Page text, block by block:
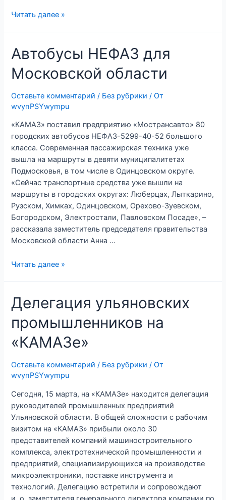
«КАМАЗ»
запись
в
сервисные
Читать далее »
Автобусы НЕФАЗ для
Московской области
Оставьте комментарий / Без рубрики / От
wvynPSYwympu
«КАМАЗ» поставил предприятию «Мострансавто» 80
городских автобусов НЕФАЗ-5299-40-52 большого
класса. Современная пассажирская техника уже
вышла на маршруты в девяти муниципалитетах
Подмосковья, в том числе в Одинцовском округе.
«Сейчас транспортные средства уже вышли на
маршруты в городских округах: Люберцах, Лыткарино,
Рузском, Химках, Одинцовском, Орехово-Зуевском,
Богородском, Электростали, Павловском Посаде», –
рассказала заместитель председателя правительства
Московской области Анна …
Автобусы
Московской
области
Читать далее »
Делегация ульяновских
промышленников на
«КАМАЗе»
Оставьте комментарий / Без рубрики / От
wvynPSYwympu
Сегодня, 15 марта, на «КАМАЗе» находится делегация
руководителей промышленных предприятий
Ульяновской области. В общей сложности с рабочим
визитом на «КАМАЗ» прибыли около 30
представителей компаний машиностроительного
комплекса, электротехнической промышленности и
предприятий, специализирующихся на производстве
микроэлектроники, поставке инструмента и
технологий. Делегацию встретили и сопровождают